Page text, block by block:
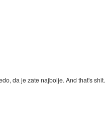
da je zate najbolje. And that's shit.